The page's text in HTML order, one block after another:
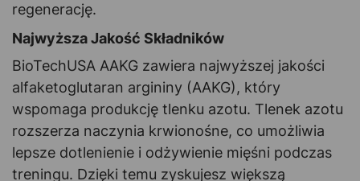
regenerację.
Najwyższa Jakość Składników
BioTechUSA AAKG zawiera najwyższej jakości
alfaketoglutaran argininy (AAKG), który
wspomaga produkcję tlenku azotu. Tlenek azotu
rozszerza naczynia krwionośne, co umożliwia
lepsze dotlenienie i odżywienie mięśni podczas
treningu. Dzięki temu zyskujesz większą